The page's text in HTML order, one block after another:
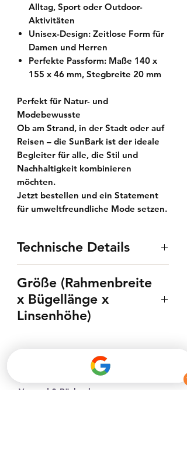
Alltag, Sport oder Outdoor-
Aktivitäten
Unisex-Design: Zeitlose Form für
Damen und Herren
Perfekte Passform: Maße 140 x
155 x 46 mm, Stegbreite 20 mm
Perfekt für Natur- und
Modebewusste
Ob am Strand, in der Stadt oder auf
Reisen – die SunBark ist der ideale
Begleiter für alle, die Stil und
Nachhaltigkeit kombinieren
möchten.
Jetzt bestellen und ein Statement
für umweltfreundliche Mode setzen.
Technische Details
TAC-Gläser
Polarisiert
Rosenholz Bügel
Größe (Rahmenbreite
x Bügellänge x
Linsenhöhe)
Versand & Rückgabe